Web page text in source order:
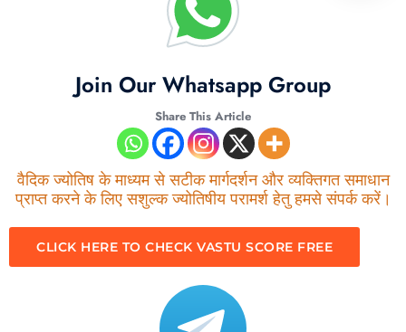
Join Our Whatsapp Group
Share This Article
वैदिक ज्योतिष के माध्यम से सटीक मार्गदर्शन और व्यक्तिगत समाधान
प्राप्त करने के लिए सशुल्क ज्योतिषीय परामर्श हेतु हमसे संपर्क करें।
CLICK HERE TO CHECK VASTU SCORE FREE